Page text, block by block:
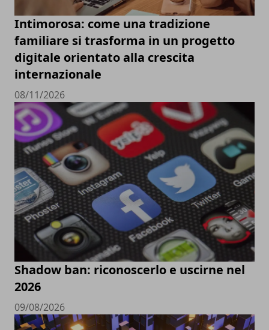
Intimorosa: come una tradizione
familiare si trasforma in un progetto
digitale orientato alla crescita
internazionale
08/11/2026
Shadow ban: riconoscerlo e uscirne nel
2026
09/08/2026